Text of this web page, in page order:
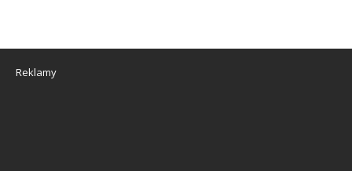
Reklamy